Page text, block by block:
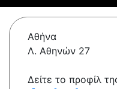
Αθήνα
Λ. Αθηνών 27
Δείτε το προφίλ